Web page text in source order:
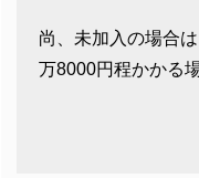
尚、未加入の場合
万8000円程かかる